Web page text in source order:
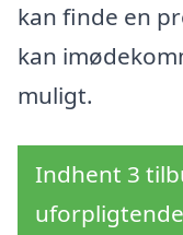
kan finde en
kan
muligt.
Indhent 3
uforpligtende